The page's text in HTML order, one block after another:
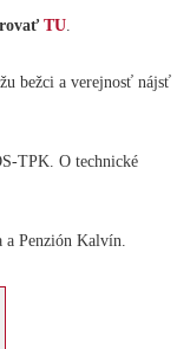
TU
bežci a verejnosť nájsť
TPK. O technické
Penzión Kalvín.